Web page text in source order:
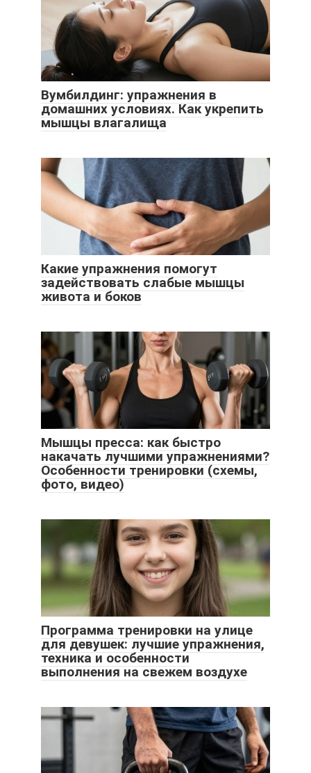
Вумбилдинг: упражнения в
домашних условиях. Как укрепить
мышцы влагалища
Какие упражнения помогут
задействовать слабые мышцы
живота и боков
Мышцы пресса: как быстро
накачать лучшими упражнениями?
Особенности тренировки (схемы,
фото, видео)
Программа тренировки на улице
для девушек: лучшие упражнения,
техника и особенности
выполнения на свежем воздухе